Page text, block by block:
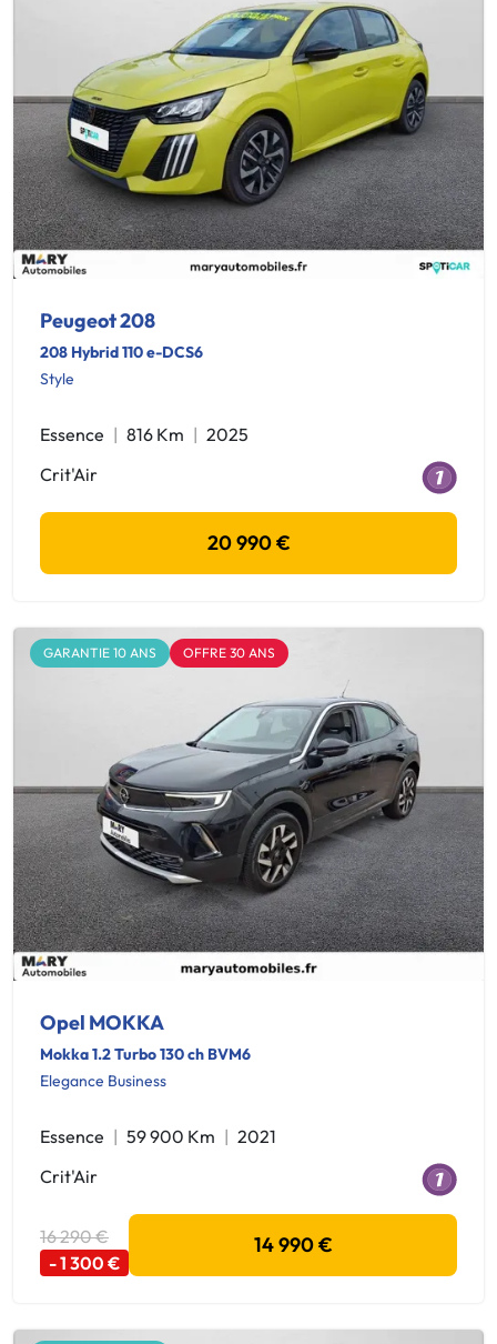
Peugeot 208
208 Hybrid 110 e-DCS6
Style
Essence 816 Km
2025
Crit'Air
20 990 €
GARANTIE 10 ANS OFFRE 30 ANS
Opel MOKKA
Mokka 1.2 Turbo 130 ch BVM6
Elegance Business
Essence 59 900 Km
2021
Crit'Air
16 290 €
- 1 300 €
14 990 €